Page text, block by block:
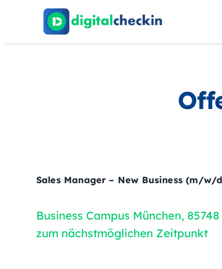
Sales Manager – New Business (m/w/
Business Campus München,
zum nächstmöglichen Zeitpunkt